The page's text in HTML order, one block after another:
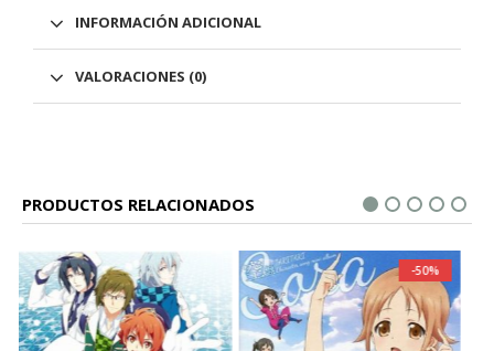
INFORMACIÓN ADICIONAL
VALORACIONES (0)
PRODUCTOS RELACIONADOS